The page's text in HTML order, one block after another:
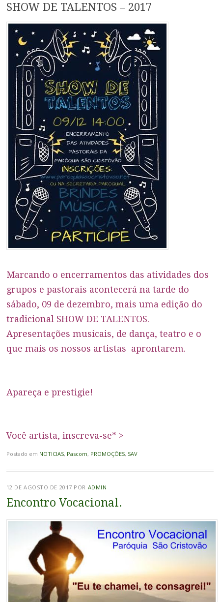
SHOW DE TALENTOS – 2017
Marcando o encerramentos das atividades dos
grupos e pastorais acontecerá na tarde do
sábado, 09 de dezembro, mais uma edição do
tradicional SHOW DE TALENTOS.
Apresentações musicais, de dança, teatro e o
que mais os nossos artistas aprontarem.
Apareça e prestigie!
Você artista, inscreva-se* >
Postado em NOTICIAS, Pascom, PROMOÇÕES, SAV
12 DE AGOSTO DE 2017 POR ADMIN
Encontro Vocacional.